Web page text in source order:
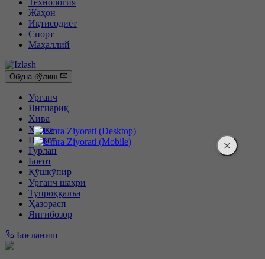
Жаҳон
Иқтисодиёт
Спорт
Маҳаллий
Обуна бўлиш
Урганч
Янгиариқ
Хива
Хонқа
Шовот
Гурлан
Боғот
Қўшкўпир
Урганч шаҳри
Тупроққалъа
Ҳазорасп
Янгибозор
Боғланиш